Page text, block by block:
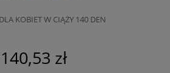
KOBIET W CIĄŻY 140 DEN
140,53 zł